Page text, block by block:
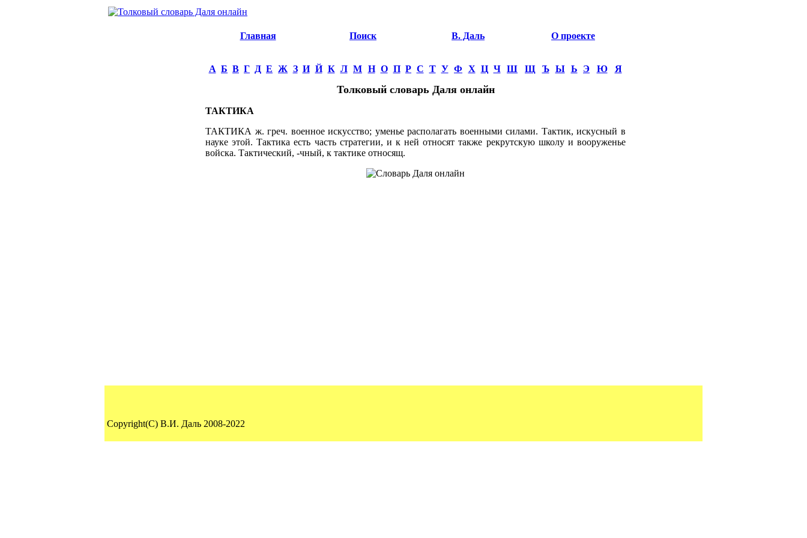
Главная Поиск В. Даль О проекте
А Б В Г Д Е Ж З И Й К Л М Н О П Р С Т У Ф Х Ц Ч Ш Щ Ъ Ы Ь Э Ю Я
Толковый словарь Даля онлайн
ТАКТИКА
ТАКТИКА ж. греч. военное искусство; уменье располагать военными силами. Тактик, искусный в
науке этой. Тактика есть часть стратегии, и к ней относят также рекрутскую школу и вооруженье
войска. Тактический, -чный, к тактике относящ.
Copyright(C) В.И. Даль 2008-2022